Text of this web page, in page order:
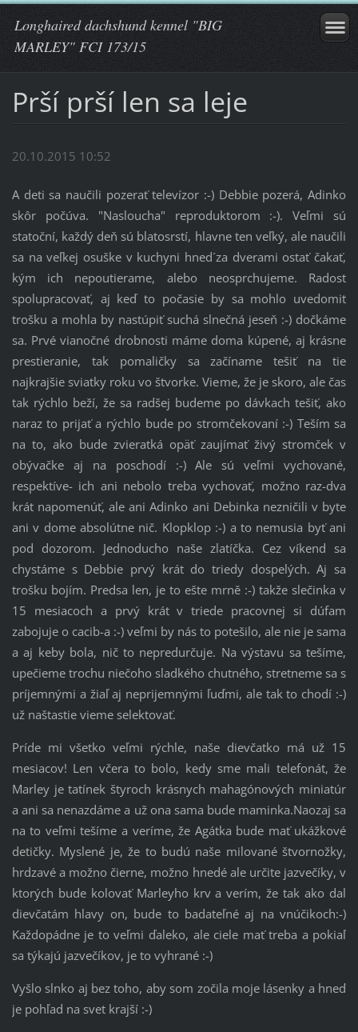
Longhaired dachshund kennel "BIG
MARLEY" FCI 173/15
Prší prší len sa leje
20.10.2015 10:52
A deti sa naučili pozerať televízor :-) Debbie pozerá, Adinko
skôr počúva. "Nasloucha" reproduktorom :-). Veľmi sú
statoční, každý deň sú blatosrstí, hlavne ten veľký, ale naučili
sa na veľkej osuške v kuchyni hned´za dverami ostať čakať,
kým ich nepoutierame, alebo neosprchujeme. Radosť
spolupracovať, aj keď to počasie by sa mohlo uvedomiť
trošku a mohla by nastúpiť suchá slnečná jeseň :-) dočkáme
sa. Prvé vianočné drobnosti máme doma kúpené, aj krásne
prestieranie, tak pomaličky sa začíname tešiť na tie
najkrajšie sviatky roku vo štvorke. Vieme, že je skoro, ale čas
tak rýchlo beží, že sa radšej budeme po dávkach tešiť, ako
naraz to prijať a rýchlo bude po stromčekovaní :-) Teším sa
na to, ako bude zvieratká opäť zaujímať živý stromček v
obývačke aj na poschodí :-) Ale sú veľmi vychované,
respektíve- ich ani nebolo treba vychovať, možno raz-dva
krát napomenúť, ale ani Adinko ani Debinka nezničili v byte
ani v dome absolútne nič. Klopklop :-) a to nemusia byť ani
pod dozorom. Jednoducho naše zlatíčka. Cez víkend sa
chystáme s Debbie prvý krát do triedy dospelých. Aj sa
trošku bojím. Predsa len, je to ešte mrně :-) takže slečinka v
15 mesiacoch a prvý krát v triede pracovnej si dúfam
zabojuje o cacib-a :-) veľmi by nás to potešilo, ale nie je sama
a aj keby bola, nič to nepredurčuje. Na výstavu sa tešíme,
upečieme trochu niečoho sladkého chutného, stretneme sa s
príjemnými a žiaľ aj neprijemnými ľuďmi, ale tak to chodí :-)
už naštastie vieme selektovať.
Príde mi všetko veľmi rýchle, naše dievčatko má už 15
mesiacov! Len včera to bolo, kedy sme mali telefonát, že
Marley je tatínek štyroch krásnych mahagónových miniatúr
a ani sa nenazdáme a už ona sama bude maminka.Naozaj sa
na to veľmi tešíme a veríme, že Agátka bude mať ukážkové
detičky. Myslené je, že to budú naše milované štvornožky,
hrdzavé a možno čierne, možno hnedé ale určite jazvečíky, v
ktorých bude kolovať Marleyho krv a verím, že tak ako dal
dievčatám hlavy on, bude to badateľné aj na vnúčikoch:-)
Každopádne je to veľmi ďaleko, ale ciele mať treba a pokiaľ
sa týkajú jazvečíkov, je to vyhrané :-)
Vyšlo slnko aj bez toho, aby som zočila moje lásenky a hneď
je pohľad na svet krajší :-)